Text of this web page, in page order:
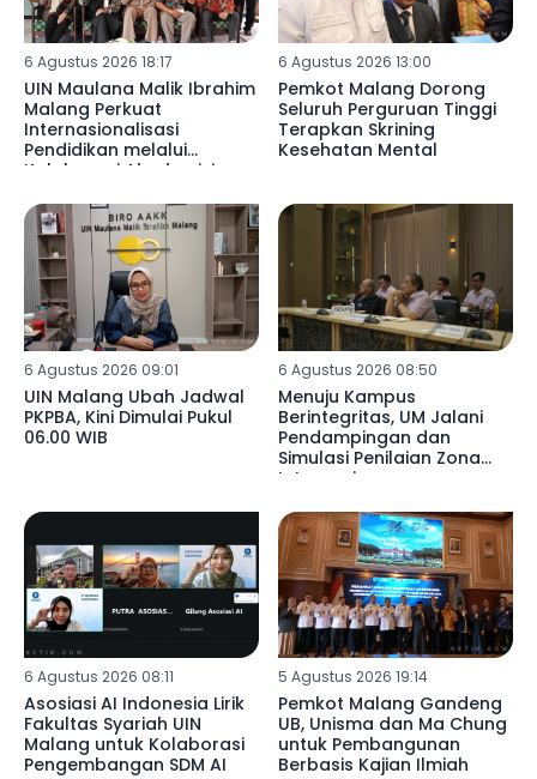
6 Agustus 2026 18:17
UIN Maulana Malik Ibrahim
Malang Perkuat
Internasionalisasi
Pendidikan melalui
Kolaborasi Akademisi
Mulyoagung
6 Agustus 2026 13:00
Pemkot Malang Dorong
Seluruh Perguruan Tinggi
Terapkan Skrining
Kesehatan Mental
6 Agustus 2026 09:01
UIN Malang Ubah Jadwal
PKPBA, Kini Dimulai Pukul
06.00 WIB
6 Agustus 2026 08:50
Menuju Kampus
Berintegritas, UM Jalani
Pendampingan dan
Simulasi Penilaian Zona
Integrasi
6 Agustus 2026 08:11
Asosiasi AI Indonesia Lirik
Fakultas Syariah UIN
Malang untuk Kolaborasi
Pengembangan SDM AI
5 Agustus 2026 19:14
Pemkot Malang Gandeng
UB, Unisma dan Ma Chung
untuk Pembangunan
Berbasis Kajian Ilmiah